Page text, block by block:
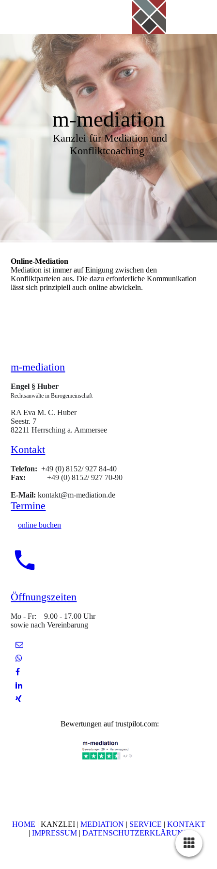
m-mediation
Kanzlei für Mediation und
Konfliktcoaching ­
Online-Mediation
Mediation ist immer auf Einigung zwischen den
Konfliktparteien aus. Die dazu erforderliche Kommunikation
lässt sich prinzipiell auch online abwickeln.
m-mediation
Engel § Huber­
Rechtsanwälte in Bürogemeinschaft
RA Eva M. C. Huber
Seestr. 7
82211 Herrsching a. Ammersee
Kontakt
Telefon: +49 (0) 8152/ 927 84-40
Fax:+49 (0) 8152/ 927 70-90
E-Mail: kontakt@m-mediation.de
Termine
online buchen
Öffnungszeiten
Mo - Fr: 9.00 - 17.00 Uhr
sowie nach Vereinbarung
Bewertungen auf trustpilot.com:
HOME | KANZLEI | MEDIATION | SERVICE | KONTAKT
| IMPRESSUM| DATENSCHUTZERKLÄRUNG